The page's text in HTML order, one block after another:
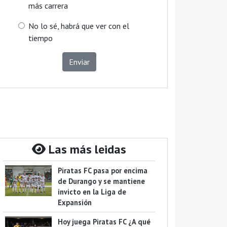
más carrera
No lo sé, habrá que ver con el
tiempo
Enviar
Las más leidas
Piratas FC pasa por encima
de Durango y se mantiene
invicto en la Liga de
Expansión
Hoy juega Piratas FC ¿A qué